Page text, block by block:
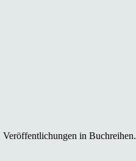
in Buchreihen.